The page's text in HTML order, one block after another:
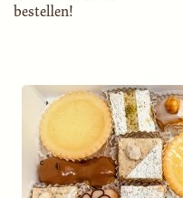
bestellen!